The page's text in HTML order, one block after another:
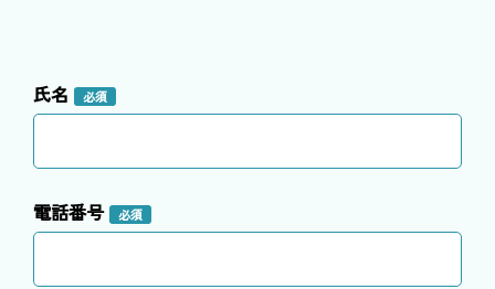
氏名 必須
電話番号 必須